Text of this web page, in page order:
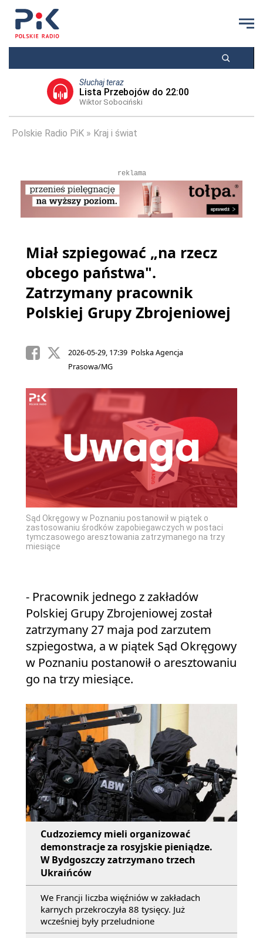
Słuchaj teraz
Lista Przebojów do 22:00
Wiktor Sobociński
Polskie Radio PiK Kraj i świat
reklama
Miał szpiegować „na rzecz
obcego państwa".
Zatrzymany pracownik
Polskiej Grupy Zbrojeniowej
2026-05-29, 17:39 Polska Agencja
Prasowa/MG
Sąd Okręgowy w Poznaniu postanowił w piątek o
zastosowaniu środków zapobiegawczych w postaci
tymczasowego aresztowania zatrzymanego na trzy
miesiące
- Pracownik jednego z zakładów
Polskiej Grupy Zbrojeniowej został
zatrzymany 27 maja pod zarzutem
szpiegostwa, a w piątek Sąd Okręgowy
w Poznaniu postanowił o aresztowaniu
go na trzy miesiące.
Cudzoziemcy mieli organizować
demonstracje za rosyjskie pieniądze.
W Bydgoszczy zatrzymano trzech
Ukraińców
We Francji liczba więźniów w zakładach
karnych przekroczyła 88 tysięcy. Już
wcześniej były przeludnione